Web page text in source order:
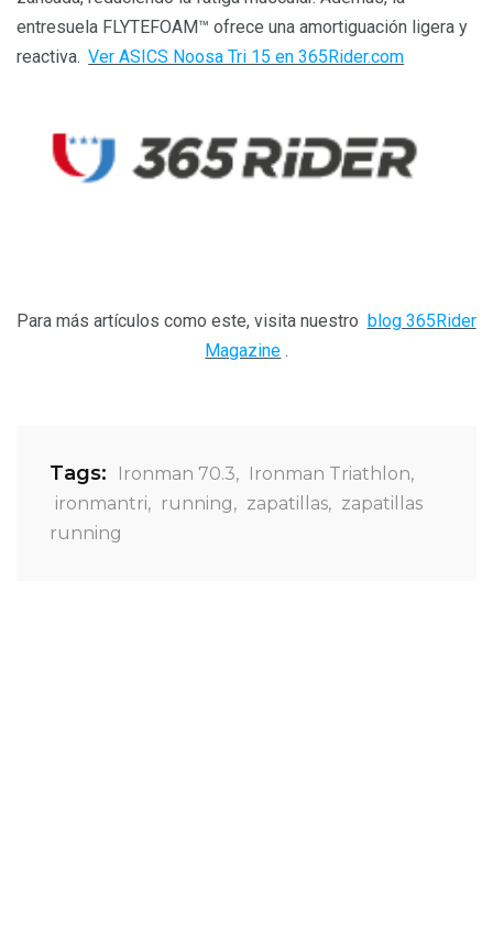
entresuela FLYTEFOAM™ ofrece una amortiguación ligera y
reactiva. Ver ASICS Noosa Tri 15 en 365Rider.com
Para más artículos como este, visita nuestro blog 365Rider
Magazine .
Tags: Ironman 70.3, Ironman Triathlon,
ironmantri, running, zapatillas, zapatillas
running